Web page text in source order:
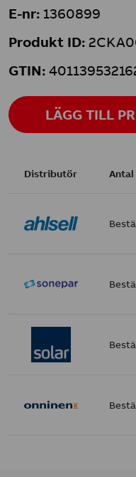
E-nr: 1360899
Produkt ID:
GTIN:
LÄGG TILL
Distributör Antal